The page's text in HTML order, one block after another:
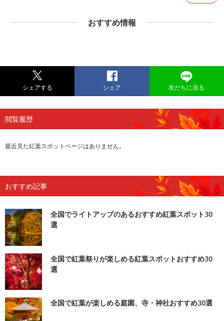
おすすめ情報
シェアする シェア 友だちに送る
閲覧履歴
最近見た紅葉スポットページはありません。
おすすめ記事
全国でライトアップのあるおすすめ紅葉スポット30
選
全国で紅葉祭りが楽しめる紅葉スポットおすすめ30
選
全国で紅葉が楽しめる庭園、寺・神社おすすめ30選